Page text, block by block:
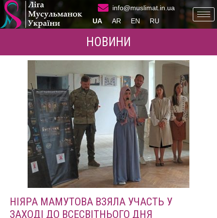
info@muslimat.in.ua
UA
AR EN RU
НОВИНИ
НІЯРА МАМУТОВА ВЗЯЛА УЧАСТЬ У
ЗАХОДІ ДО ВСЕСВІТНЬОГО ДНЯ